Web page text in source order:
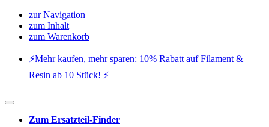
zur Navigation
zum Inhalt
zum Warenkorb
⚡️Mehr kaufen, mehr sparen: 10% Rabatt auf Filament &
Resin ab 10 Stück! ⚡️
Zum Ersatzteil-Finder